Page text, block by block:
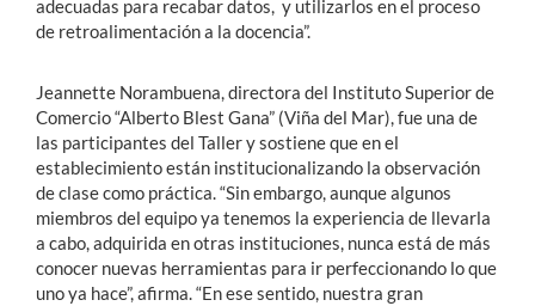
adecuadas para recabar datos, y utilizarlos en el proceso
de retroalimentación a la docencia”.
Jeannette Norambuena, directora del Instituto Superior de
Comercio “Alberto Blest Gana” (Viña del Mar), fue una de
las participantes del Taller y sostiene que en el
establecimiento están institucionalizando la observación
de clase como práctica. “Sin embargo, aunque algunos
miembros del equipo ya tenemos la experiencia de llevarla
a cabo, adquirida en otras instituciones, nunca está de más
conocer nuevas herramientas para ir perfeccionando lo que
uno ya hace”, afirma. “En ese sentido, nuestra gran